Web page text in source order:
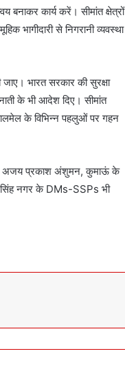
बनाकर कार्य करें। सीमांत क्षेत्रों
भागीदारी से निगरानी व्यवस्था
भारत सरकार की सुरक्षा
के भी आदेश दिए। सीमांत
तालमेल के विभिन्न पहलुओं पर गहन
अजय प्रकाश अंशुमन, कुमाऊं के
सिंह नगर के DMs-SSPs भी